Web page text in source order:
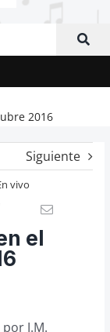
2016
Siguiente
vivo
el
J.M.